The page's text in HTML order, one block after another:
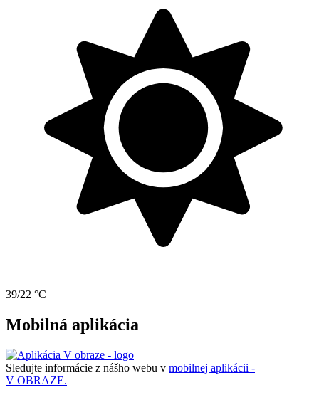
39/22 °C
Mobilná aplikácia
Sledujte informácie z nášho webu v mobilnej aplikácii -
V OBRAZE.